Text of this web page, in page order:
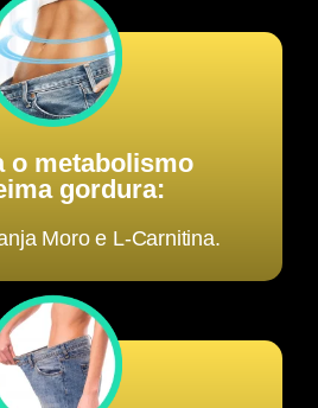
o metabolismo
gordura:
Moro e L-Carnitina.